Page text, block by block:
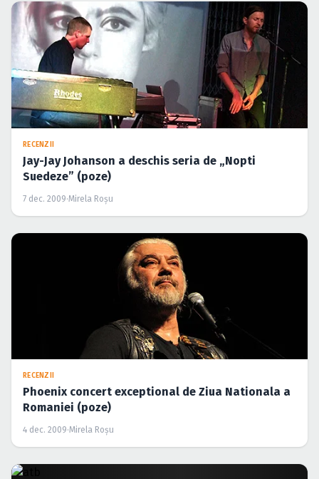
RECENZII
Jay-Jay Johanson a deschis seria de „Nopti
Suedeze” (poze)
7 dec. 2009·Mirela Roşu
RECENZII
Phoenix concert exceptional de Ziua Nationala a
Romaniei (poze)
4 dec. 2009·Mirela Roşu